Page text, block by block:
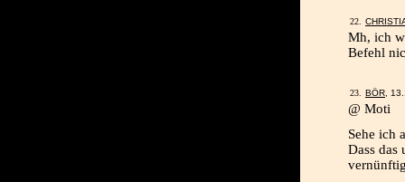
Mh, ich
Befehl
BÖR ,
@ Moti
Sehe ich
Dass das